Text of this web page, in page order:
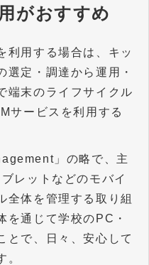
がおすすめ
利用する場合は、キッ
選定・調達から運用・
端末のライフサイクル
サービスを利用する
」の略で、主
レットなどのモバイ
全体を管理する取り組
を通じて学校のPC・
とで、日々、安心して
。